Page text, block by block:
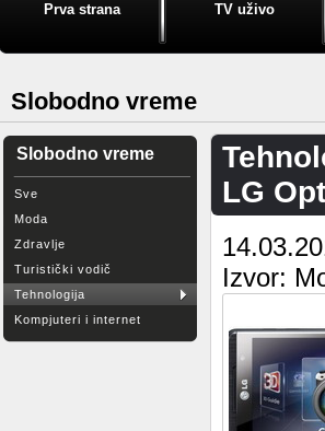
Prva strana TV uživo
Slobodno vreme
Slobodno vreme
Sve
Moda
Zdravlje
Turistički vodič
Tehnologija
Kompjuteri i internet
LG
Izvor: